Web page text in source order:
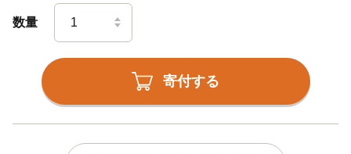
数量
寄付する